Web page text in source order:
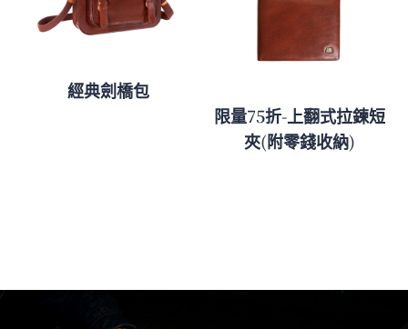
經典劍橋包
限量75折-上翻式拉鍊短
夾(附零錢收納)